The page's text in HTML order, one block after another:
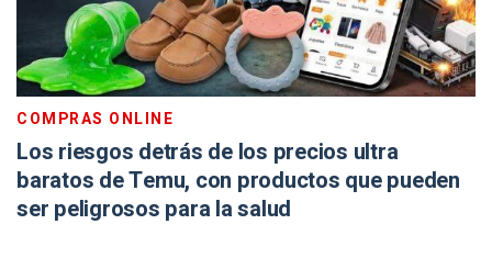
COMPRAS ONLINE
Los riesgos detrás de los precios ultra
baratos de Temu, con productos que pueden
ser peligrosos para la salud